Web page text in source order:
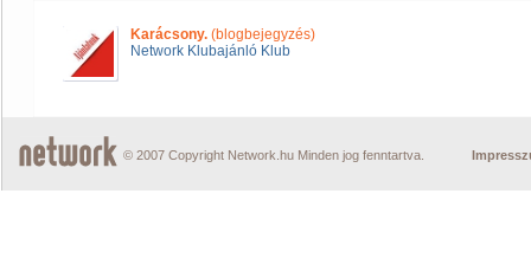
Karácsony. (blogbejegyzés)
Network Klubajánló Klub
© 2007 Copyright Network.hu Minden jog fenntartva.